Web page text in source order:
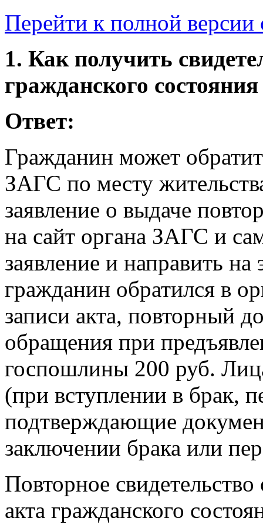
Перейти к полной версии
1. Как получить
гражданского
Ответ:
Гражданин может
ЗАГС по месту
заявление о выдаче
на сайт органа ЗАГС и
заявление и направить
гражданин обратился в
записи акта, повторный
обращения при
госпошлины 200 руб.
(при вступлении в брак,
подтверждающие
заключении брака или
Повторное
акта гражданского